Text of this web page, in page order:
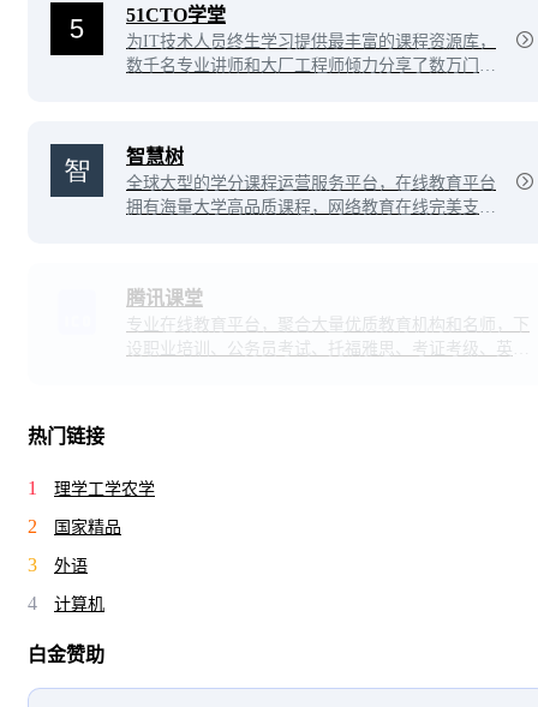
51CTO学堂
为IT技术人员终生学习提供最丰富的课程资源库，
数千名专业讲师和大厂工程师倾力分享了数万门在
学有所成！
智慧树
全球大型的学分课程运营服务平台，在线教育平台
拥有海量大学高品质课程，网络教育在线完美支持
腾讯课堂
专业在线教育平台，聚合大量优质教育机构和名师，下
设职业培训、公务员考试、托福雅思、考证考级、英语
热门链接
1 理学工学农学
2 国家精品
3 外语
4 计算机
白金赞助